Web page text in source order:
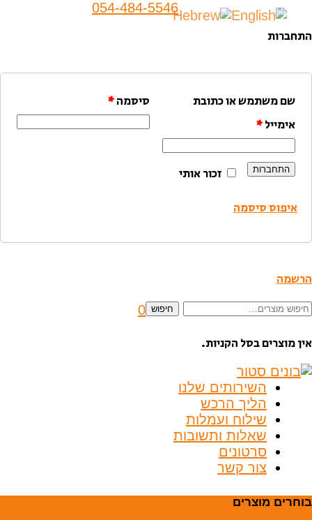
054-484-5546
התחברות
שם משתמש או כתובת
אימייל*
סיסמה*
זכור אותי התחברות
איפוס סיסמה
הרשמה
חיפוש
חיפוש 0
אין מוצרים בסל הקניות.
השירותים שלנו
הליך הרכש
שילוח ועמלות
שאלות ותשובות
סרטונים
צור קשר
בוחרים מוצרים